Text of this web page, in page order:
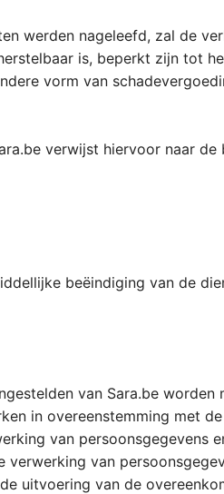
werden nageleefd, zal de
is, beperkt zijn tot
vorm van
verwijst hiervoor naar de
beëindiging van de
van Sara.be worden
in overeenstemming met
van persoonsgegevens
van
uitvoering van de